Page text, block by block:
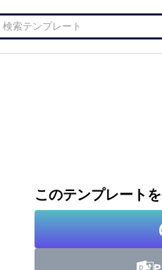
検
:
このテンプレート